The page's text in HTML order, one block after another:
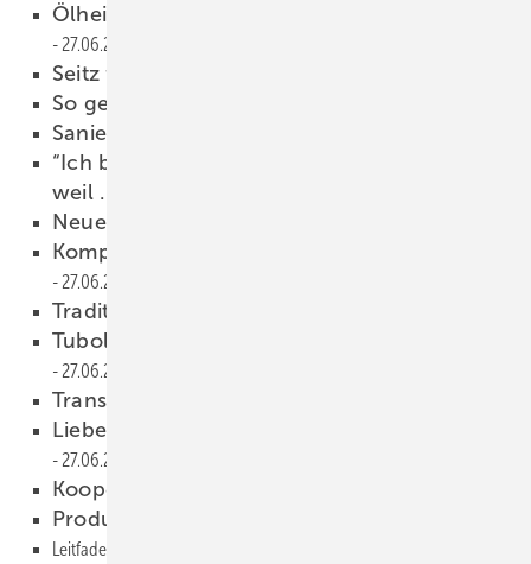
Ölheizung in Hochwassergebieten
27.06.2017
Seitz folgt auf Kober
So gelingt die Kundenansprache
Sanierungsrate anheben
“Ich bin Mitglied der Berufsorganisation,
weil …
Neue Strategie
Komponenten für die Heiztechnik
27.06.2017
Tradition trifft Innovation
Tubolit-Montagehandbuch und Videos
27.06.2017
Transporter zu gewinnen
Lieber Fachhandwerk als Eigenbau
27.06.2017
Kooperation mit “Mein Bad“
Produkte testen im Showmobil
Leitfaden für Ausbilder">